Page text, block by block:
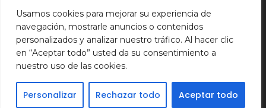
Usamos cookies para mejorar su experiencia de
navegación, mostrarle anuncios o contenidos
personalizados y analizar nuestro tráfico. Al hacer clic
en “Aceptar todo” usted da su consentimiento a
nuestro uso de las cookies.
Personalizar Rechazar todo Aceptar todo
Programación.
Hemeroteca.
Noticias.
Contacto.
Aviso Legal.
Política de Privacidad.
Política de
Cookies.